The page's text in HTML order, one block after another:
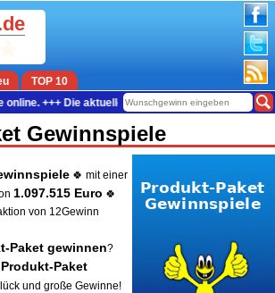
TOP 10
+++ Die aktuelle Gewinn-Summe beträgt
Gewinnspiele
🍀 mit einer
1.097.515 Euro 🍀
von 12Gewinn
Paket gewinnen?
Produkt-Paket
und große Gewinne!